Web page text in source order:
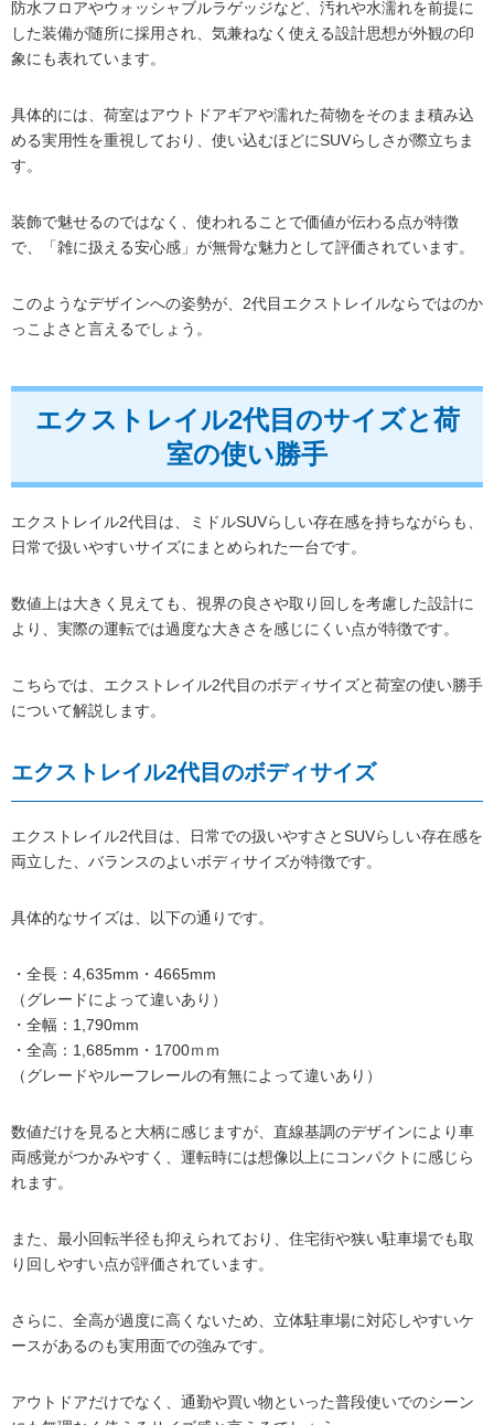
防水フロアやウォッシャブルラゲッジなど、汚れや水濡れを前提に
した装備が随所に採用され、気兼ねなく使える設計思想が外観の印
象にも表れています。
具体的には、荷室はアウトドアギアや濡れた荷物をそのまま積み込
める実用性を重視しており、使い込むほどにSUVらしさが際立ちま
す。
装飾で魅せるのではなく、使われることで価値が伝わる点が特徴
で、「雑に扱える安心感」が無骨な魅力として評価されています。
このようなデザインへの姿勢が、2代目エクストレイルならではのか
っこよさと言えるでしょう。
エクストレイル2代目のサイズと荷
室の使い勝手
エクストレイル2代目は、ミドルSUVらしい存在感を持ちながらも、
日常で扱いやすいサイズにまとめられた一台です。
数値上は大きく見えても、視界の良さや取り回しを考慮した設計に
より、実際の運転では過度な大きさを感じにくい点が特徴です。
こちらでは、エクストレイル2代目のボディサイズと荷室の使い勝手
について解説します。
エクストレイル2代目のボディサイズ
エクストレイル2代目は、日常での扱いやすさとSUVらしい存在感を
両立した、バランスのよいボディサイズが特徴です。
具体的なサイズは、以下の通りです。
・全長：4,635mm・4665mm
（グレードによって違いあり）
・全幅：1,790mm
・全高：1,685mm・1700ｍｍ
（グレードやルーフレールの有無によって違いあり）
数値だけを見ると大柄に感じますが、直線基調のデザインにより車
両感覚がつかみやすく、運転時には想像以上にコンパクトに感じら
れます。
また、最小回転半径も抑えられており、住宅街や狭い駐車場でも取
り回しやすい点が評価されています。
さらに、全高が過度に高くないため、立体駐車場に対応しやすいケ
ースがあるのも実用面での強みです。
アウトドアだけでなく、通勤や買い物といった普段使いでのシーン